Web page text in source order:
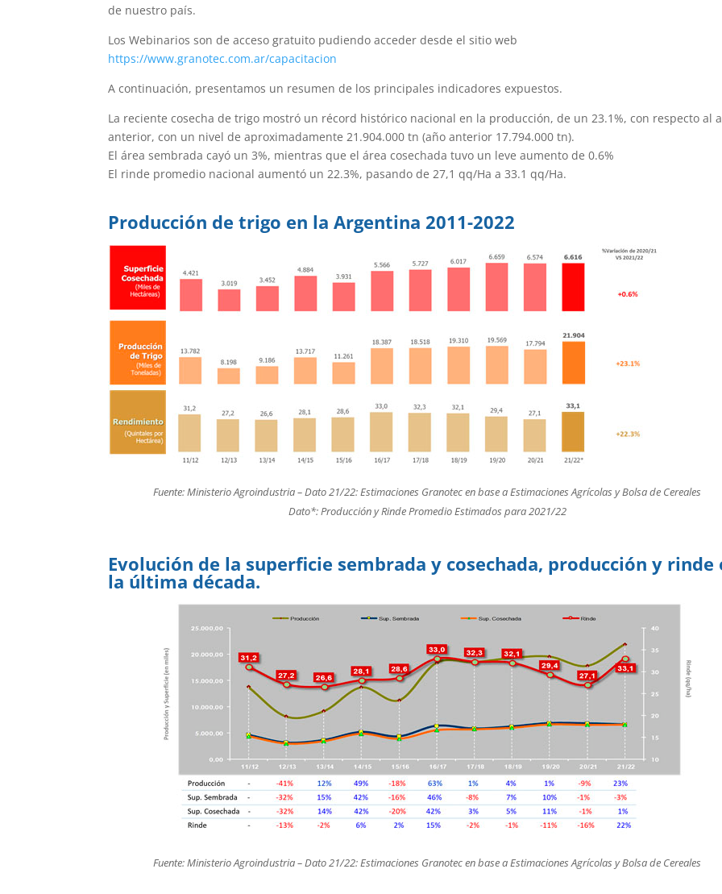
de nuestro país.
Los Webinarios son de acceso gratuito pudiendo acceder desde el sitio web
https://www.granotec.com.ar/capacitacion
A continuación, presentamos un resumen de los principales indicadores expuestos.
La reciente cosecha de trigo mostró un récord histórico nacional en la producción, de un 23.1%, con respecto al
anterior, con un nivel de aproximadamente 21.904.000 tn (año anterior 17.794.000 tn).
El área sembrada cayó un 3%, mientras que el área cosechada tuvo un leve aumento de 0.6%
El rinde promedio nacional aumentó un 22.3%, pasando de 27,1 qq/Ha a 33.1 qq/Ha.
Producción de trigo en la Argentina 2011-2022
Fuente: Ministerio Agroindustria – Dato 21/22: Estimaciones Granotec en base a Estimaciones Agrícolas y Bolsa de Cereales
Dato*: Producción y Rinde Promedio Estimados para 2021/22
Evolución de la superficie sembrada y cosechada, producción y rinde
la última década.
Fuente: Ministerio Agroindustria – Dato 21/22: Estimaciones Granotec en base a Estimaciones Agrícolas y Bolsa de Cereales